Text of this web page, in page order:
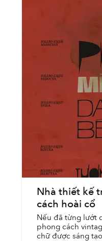
Nhà thiết kế
cách hoài cổ
Nếu đã từng lướt
phong cách
chữ được sáng